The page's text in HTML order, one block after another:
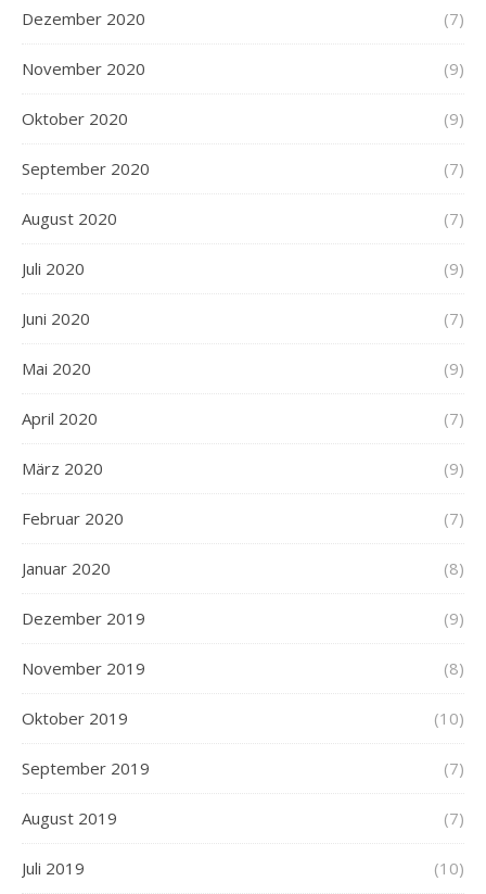
Dezember 2020 (7)
November 2020 (9)
Oktober 2020 (9)
September 2020 (7)
August 2020 (7)
Juli 2020 (9)
Juni 2020 (7)
Mai 2020 (9)
April 2020 (7)
März 2020 (9)
Februar 2020 (7)
Januar 2020 (8)
Dezember 2019 (9)
November 2019 (8)
Oktober 2019 (10)
September 2019 (7)
August 2019 (7)
Juli 2019 (10)